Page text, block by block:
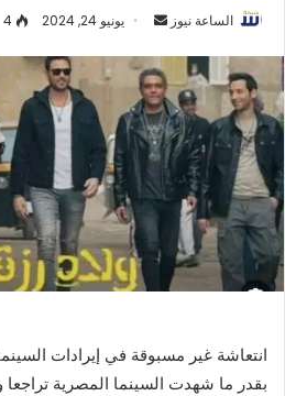
الساعة نيوز
أرسل
إلكترونيا
يونيو 24, 2024 4
انتعاشة غير مسبوقة في إيرادات
بقدر ما شهدت السينما المصرية تراجعا